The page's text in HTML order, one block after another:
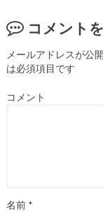
コメント
メールアドレスが公
は必須項目です
コメント
名前 *